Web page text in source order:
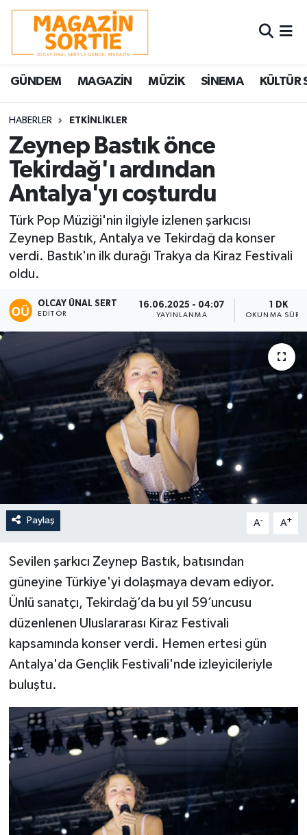
GÜNDEM MAGAZİN MÜZİK SİNEMA KÜLTÜR
HABERLER ETKİNLİKLER
Zeynep Bastık önce
Tekirdağ'ı ardından
Antalya'yı coşturdu
Türk Pop Müziği'nin ilgiyle izlenen şarkıcısı
Zeynep Bastık, Antalya ve Tekirdağ da konser
verdi. Bastık'ın ilk durağı Trakya da Kiraz Festivali
oldu.
OLCAY ÜNAL SERT
EDITÖR
16.06.2025 - 04:07
YAYINLANMA
1 DK
OKUNMA
Paylaş A- A+
Sevilen şarkıcı Zeynep Bastık, batısından
güneyine Türkiye'yi dolaşmaya devam ediyor.
Ünlü sanatçı, Tekirdağ’da bu yıl 59’uncusu
düzenlenen Uluslararası Kiraz Festivali
kapsamında konser verdi. Hemen ertesi gün
Antalya'da Gençlik Festivali'nde izleyicileriyle
buluştu.
Nöbetçi Eczaneler
Hava Durumu
Trafik Durumu
Süper Lig Puan Durumu ve Fikstür
Tüm Manşetler
Son Dakika Haberleri
Haber Arşivi